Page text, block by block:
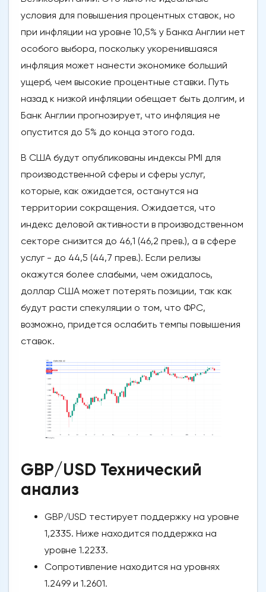
условия для повышения процентных ставок, но
при инфляции на уровне 10,5% у Банка Англии нет
особого выбора, поскольку укоренившаяся
инфляция может нанести экономике больший
ущерб, чем высокие процентные ставки. Путь
назад к низкой инфляции обещает быть долгим, и
Банк Англии прогнозирует, что инфляция не
опустится до 5% до конца этого года.
В США будут опубликованы индексы PMI для
производственной сферы и сферы услуг,
которые, как ожидается, останутся на
территории сокращения. Ожидается, что
индекс деловой активности в производственном
секторе снизится до 46,1 (46,2 прев.), а в сфере
услуг - до 44,5 (44,7 прев.). Если релизы
окажутся более слабыми, чем ожидалось,
доллар США может потерять позиции, так как
будут расти спекуляции о том, что ФРС,
возможно, придется ослабить темпы повышения
ставок.
GBP/USD Технический
анализ
GBP/USD тестирует поддержку на уровне
1,2335. Ниже находится поддержка на
уровне 1.2233.
Сопротивление находится на уровнях
1.2499 и 1.2601.